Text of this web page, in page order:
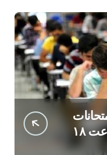
نهایی هرمزگان؛ ثبت‌نام تا ساعت ۱۸
امروز